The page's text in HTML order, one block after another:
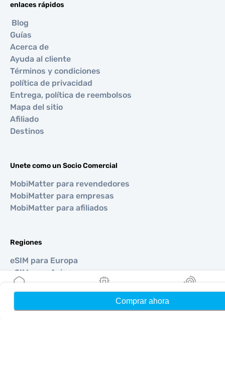
Comprar ahora
enlaces rápidos
Blog
Guías
Acerca de
Ayuda al cliente
Términos y condiciones
política de privacidad
Entrega, política de reembolsos
Mapa del sitio
Afiliado
Destinos
Unete como un Socio Comercial
MobiMatter para revendedores
MobiMatter para empresas
MobiMatter para afiliados
Regiones
eSIM para Europa
eSIM para Asia
eSIM para Américas
eSIM para Medio Oriente
eSIM para Oceanía
Mis eSIMs